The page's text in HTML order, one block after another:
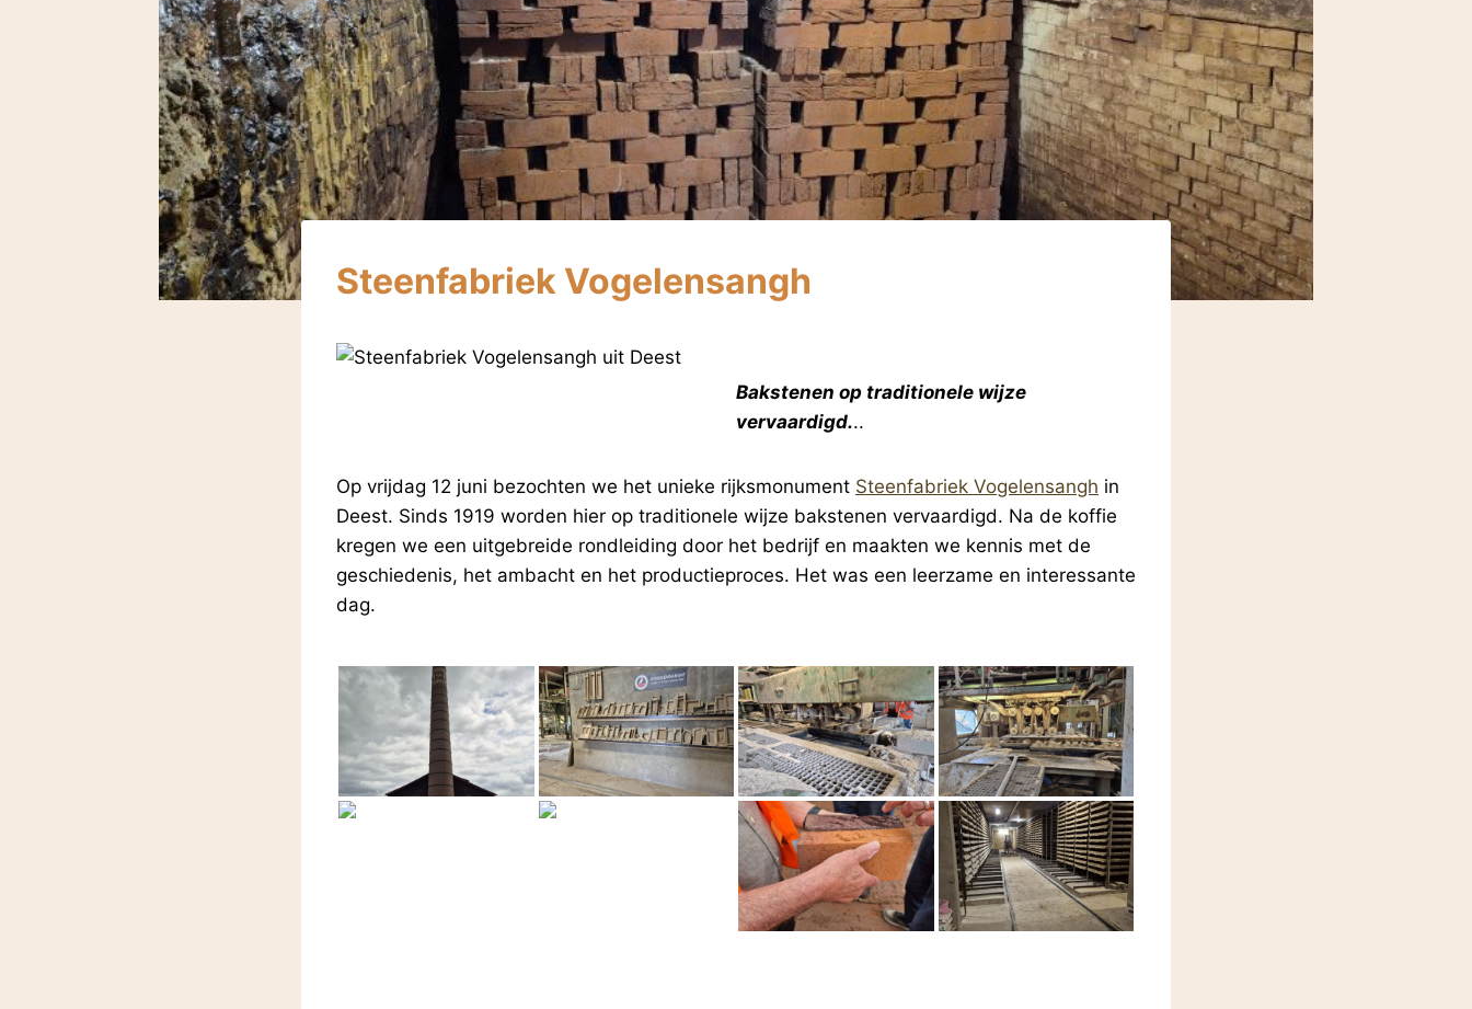
Steenfabriek Vogelensangh
Bakstenen op traditionele wijze
vervaardigd...
Op vrijdag 12 juni bezochten we het unieke rijksmonument Steenfabriek Vogelensangh in
Deest. Sinds 1919 worden hier op traditionele wijze bakstenen vervaardigd. Na de koffie
kregen we een uitgebreide rondleiding door het bedrijf en maakten we kennis met de
geschiedenis, het ambacht en het productieproces. Het was een leerzame en interessante
dag.